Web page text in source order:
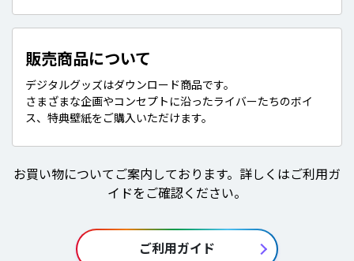
販売商品について
デジタルグッズはダウンロード商品です。
さまざまな企画やコンセプトに沿ったライバーたちのボイ
ス、特典壁紙をご購入いただけます。
お買い物についてご案内しております。詳しくはご利用ガ
イドをご確認ください。
ご利用ガイド